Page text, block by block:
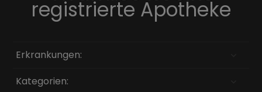
registrierte Apotheke
Erkrankungen:
Kategorien: